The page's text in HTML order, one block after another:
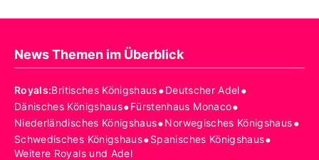
News Themen im Überblick
Royals:Britisches Königshaus•Deutscher Adel•
Dänisches Königshaus•Fürstenhaus Monaco•
Niederländisches Königshaus•Norwegisches Königshaus•
Schwedisches Königshaus•Spanisches Königshaus•
Weitere Royals und Adel